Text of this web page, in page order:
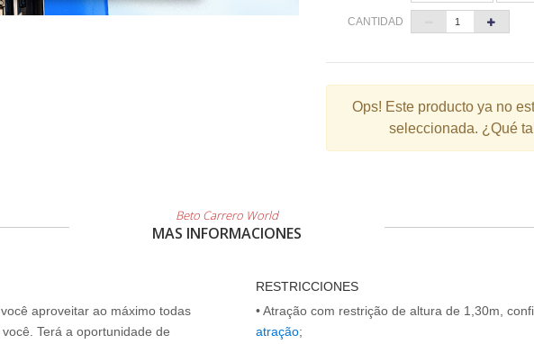
24 27
30 31
CANTIDAD
Ops! Este producto ya no
seleccionada. ¿Qué
Beto Carrero World
MAS INFORMACIONES
aproveitar ao máximo todas
Terá a oportunidade de
RESTRICCIONES
• Atração com restrição de altura de 1,30m,
atração;